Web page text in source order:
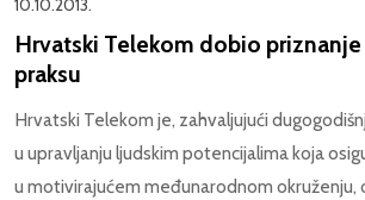
10.10.2013.
Hrvatski Telekom dobio priznanje
praksu
Hrvatski Telekom je, zahvaljujući
u upravljanju ljudskim potencijalima koja
u motivirajućem međunarodnom okruženju,